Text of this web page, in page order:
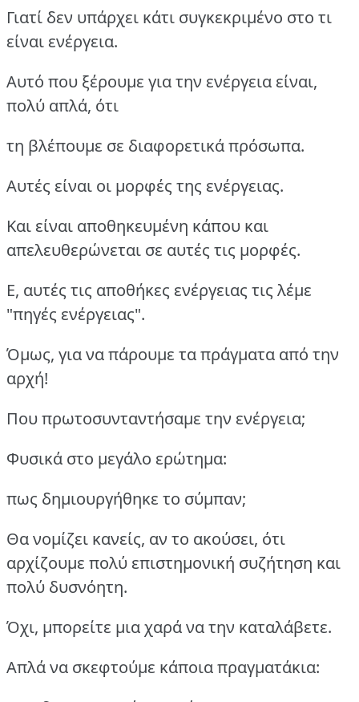
Γιατί δεν υπάρχει κάτι συγκεκριμένο στο τι
είναι ενέργεια.
Αυτό που ξέρουμε για την ενέργεια είναι,
πολύ απλά, ότι
τη βλέπουμε σε διαφορετικά πρόσωπα.
Αυτές είναι οι μορφές της ενέργειας.
Και είναι αποθηκευμένη κάπου και
απελευθερώνεται σε αυτές τις μορφές.
Ε, αυτές τις αποθήκες ενέργειας τις λέμε
"πηγές ενέργειας".
Όμως, για να πάρουμε τα πράγματα από την
αρχή!
Που πρωτοσυνταντήσαμε την ενέργεια;
Φυσικά στο μεγάλο ερώτημα:
πως δημιουργήθηκε το σύμπαν;
Θα νομίζει κανείς, αν το ακούσει, ότι
αρχίζουμε πολύ επιστημονική συζήτηση και
πολύ δυσνόητη.
Όχι, μπορείτε μια χαρά να την καταλάβετε.
Απλά να σκεφτούμε κάποια πραγματάκια: